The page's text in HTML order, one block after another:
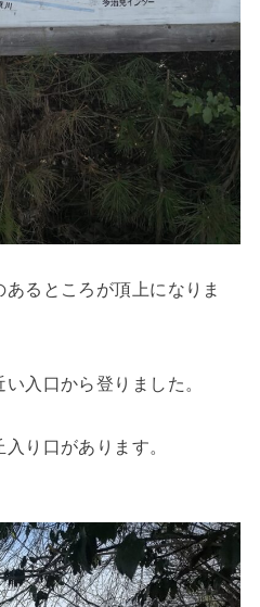
るところが頂上になりま
入口から登りました。
り口があります。